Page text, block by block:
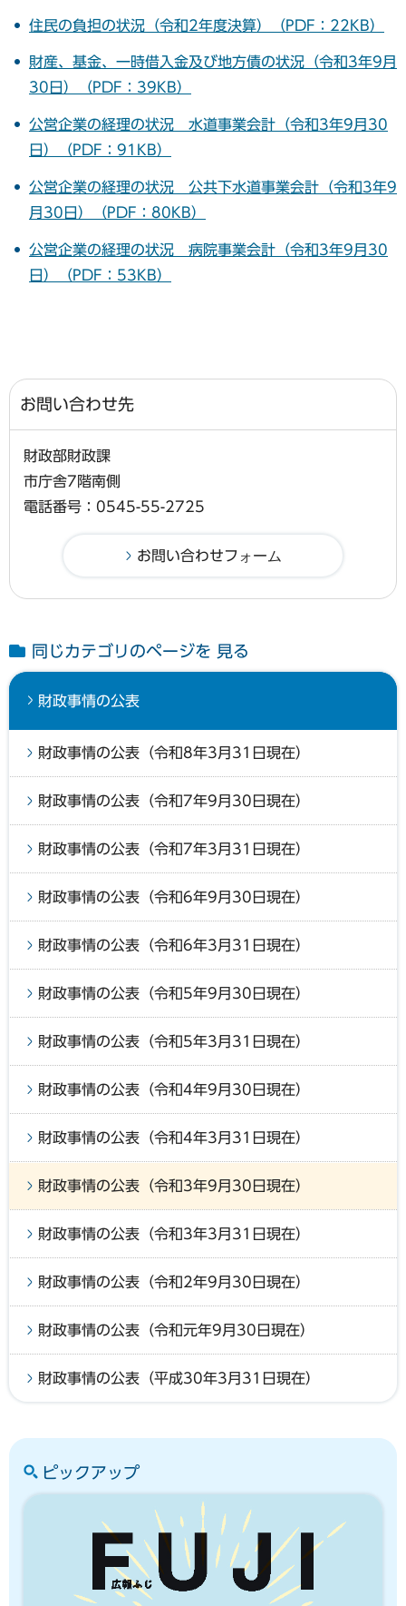
住民の負担の状況（令和2年度決算）（PDF：22KB）
財産、基金、一時借入金及び地方債の状況（令和3年9月
30日）（PDF：39KB）
公営企業の経理の状況 水道事業会計（令和3年9月30
日）（PDF：91KB）
公営企業の経理の状況 公共下水道事業会計（令和3年9
月30日）（PDF：80KB）
公営企業の経理の状況 病院事業会計（令和3年9月30
日）（PDF：53KB）
お問い合わせ先
財政部財政課
市庁舎7階南側
電話番号：0545-55-2725
同じカテゴリのページを 見る
財政事情の公表
財政事情の公表（令和8年3月31日現在）
財政事情の公表（令和7年9月30日現在）
財政事情の公表（令和7年3月31日現在）
財政事情の公表（令和6年9月30日現在）
財政事情の公表（令和6年3月31日現在）
財政事情の公表（令和5年9月30日現在）
財政事情の公表（令和5年3月31日現在）
財政事情の公表（令和4年9月30日現在）
財政事情の公表（令和4年3月31日現在）
財政事情の公表（令和3年9月30日現在）
財政事情の公表（令和3年3月31日現在）
財政事情の公表（令和2年9月30日現在）
財政事情の公表（令和元年9月30日現在）
財政事情の公表（平成30年3月31日現在）
ピックアップ